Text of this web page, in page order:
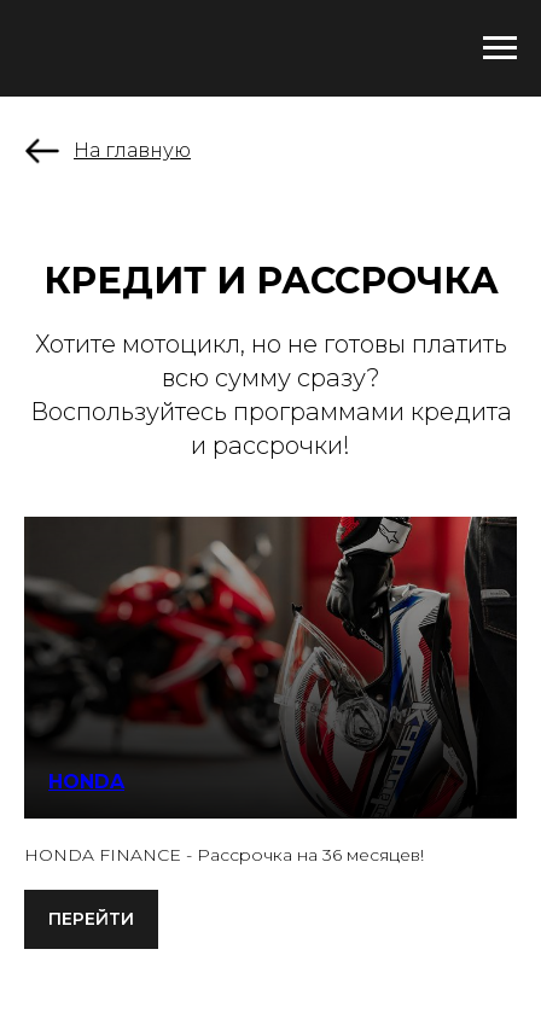
На главную
КРЕДИТ И РАССРОЧКА
Хотите мотоцикл, но не готовы платить
всю сумму сразу?
Воспользуйтесь программами кредита
и рассрочки!
HONDA
HONDA FINANCE - Рассрочка на 36 месяцев!
ПЕРЕЙТИ